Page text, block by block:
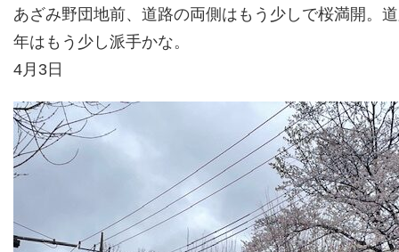
あざみ野団地前、道路の両側はもう少しで桜満開。
年はもう少し派手かな。
4月3日